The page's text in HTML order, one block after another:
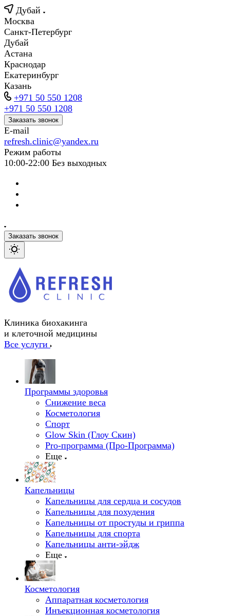
Дубай
Москва
Санкт-Петербург
Дубай
Астана
Краснодар
Екатеринбург
Казань
+971 50 550 1208
+971 50 550 1208
Заказать звонок
E-mail
refresh.clinic@yandex.ru
Режим работы
10:00-22:00 Без выходных
Заказать звонок
Клиника биохакинга
и клеточной медицины
Все услуги
Программы здоровья
Снижение веса
Косметология
Спорт
Glow Skin (Глоу Скин)
Pro-программа (Про-Программа)
Еще
Капельницы
Капельницы для сердца и сосудов
Капельницы для похудения
Капельницы от простуды и гриппа
Капельницы для спорта
Капельницы анти-эйдж
Еще
Косметология
Аппаратная косметология
Инъекционная косметология